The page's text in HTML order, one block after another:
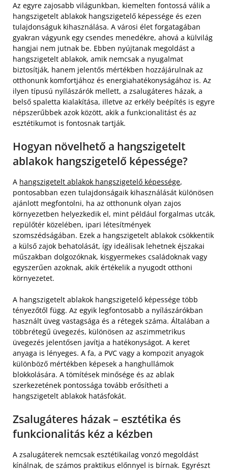
Az egyre zajosabb világunkban, kiemelten fontossá válik a
hangszigetelt ablakok hangszigetelő képessége és ezen
tulajdonságuk kihasználása. A városi élet forgatagában
gyakran vágyunk egy csendes menedékre, ahová a külvilág
hangjai nem jutnak be. Ebben nyújtanak megoldást a
hangszigetelt ablakok, amik nemcsak a nyugalmat
biztosítják, hanem jelentős mértékben hozzájárulnak az
otthonunk komfortjához és energiahatékonyságához is. Az
ilyen típusú nyílászárók mellett, a zsalugáteres házak, a
belső spaletta kialakítása, illetve az erkély beépítés is egyre
népszerűbbek azok között, akik a funkcionalitást és az
esztétikumot is fontosnak tartják.
Hogyan növelhető a hangszigetelt
ablakok hangszigetelő képessége?
A hangszigetelt ablakok hangszigetelő képessége,
pontosabban ezen tulajdonságaik kihasználását különösen
ajánlott megfontolni, ha az otthonunk olyan zajos
környezetben helyezkedik el, mint például forgalmas utcák,
repülőtér közelében, ipari létesítmények
szomszédságában. Ezek a hangszigetelt ablakok csökkentik
a külső zajok behatolását, így ideálisak lehetnek éjszakai
műszakban dolgozóknak, kisgyermekes családoknak vagy
egyszerűen azoknak, akik értékelik a nyugodt otthoni
környezetet.
A hangszigetelt ablakok hangszigetelő képessége több
tényezőtől függ. Az egyik legfontosabb a nyílászárókban
használt üveg vastagsága és a rétegek száma. Általában a
többrétegű üvegezés, különösen az aszimmetrikus
üvegezés jelentősen javítja a hatékonyságot. A keret
anyaga is lényeges. A fa, a PVC vagy a kompozit anyagok
különböző mértékben képesek a hanghullámok
blokkolására. A tömítések minősége és az ablak
szerkezetének pontossága tovább erősítheti a
hangszigetelt ablakok hatásfokát.
Zsalugáteres házak – esztétika és
funkcionalitás kéz a kézben
A zsalugáterek nemcsak esztétikailag vonzó megoldást
kínálnak, de számos praktikus előnnyel is bírnak. Egyrészt